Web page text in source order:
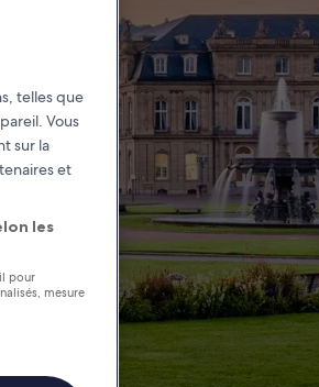
telles que
Vous
sur la
et
les
pour
mesure